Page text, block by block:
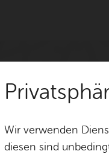
Wir verwenden
diesen sind